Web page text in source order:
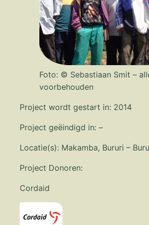
Foto: © Sebastiaan Smit –
voorbehouden
Project wordt gestart in: 2014
Project geëindigd in: –
Locatie(s): Makamba, Bururi –
Project Donoren:
Cordaid